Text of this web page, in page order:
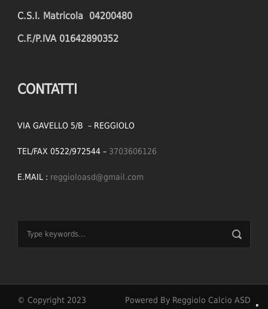
C.S.I. Matricola 04200480
C.F./P.IVA 01642890352
CONTATTI
VIA GAVELLO 5/B – REGGIOLO
TEL/FAX 0522/972544 – 3703606126
E.MAIL : reggioloasd@gmail.com
© Copyright 2023 Powered By Reggiolo Calcio ASD